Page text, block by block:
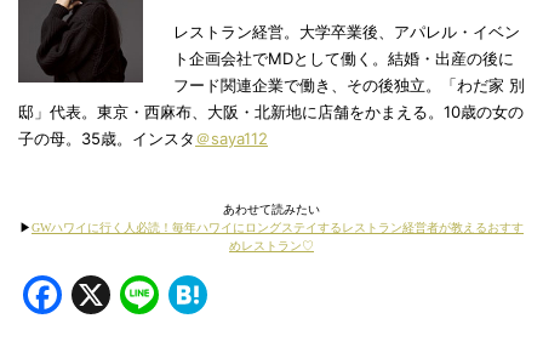
レストラン経営。大学卒業後、アパレル・イベン
ト企画会社でMDとして働く。結婚・出産の後に
フード関連企業で働き、その後独立。「わだ家 別
邸」代表。東京・西麻布、大阪・北新地に店舗をかまえる。10歳の女の
子の母。35歳。インスタ＠saya112
あわせて読みたい
▶GWハワイに行く人必読！毎年ハワイにロングステイするレストラン経営者が教えるおすす
めレストラン♡
Facebook
X Line